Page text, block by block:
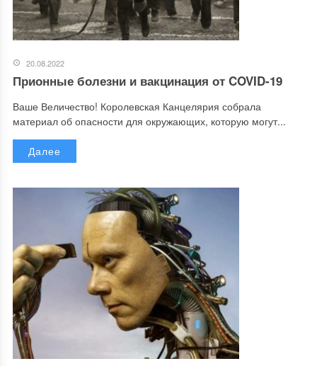
20.08.2022
Прионные болезни и вакцинация от COVID-19
Ваше Величество! Королевская Канцелярия собрала
материал об опасности для окружающих, которую могут...
Далее